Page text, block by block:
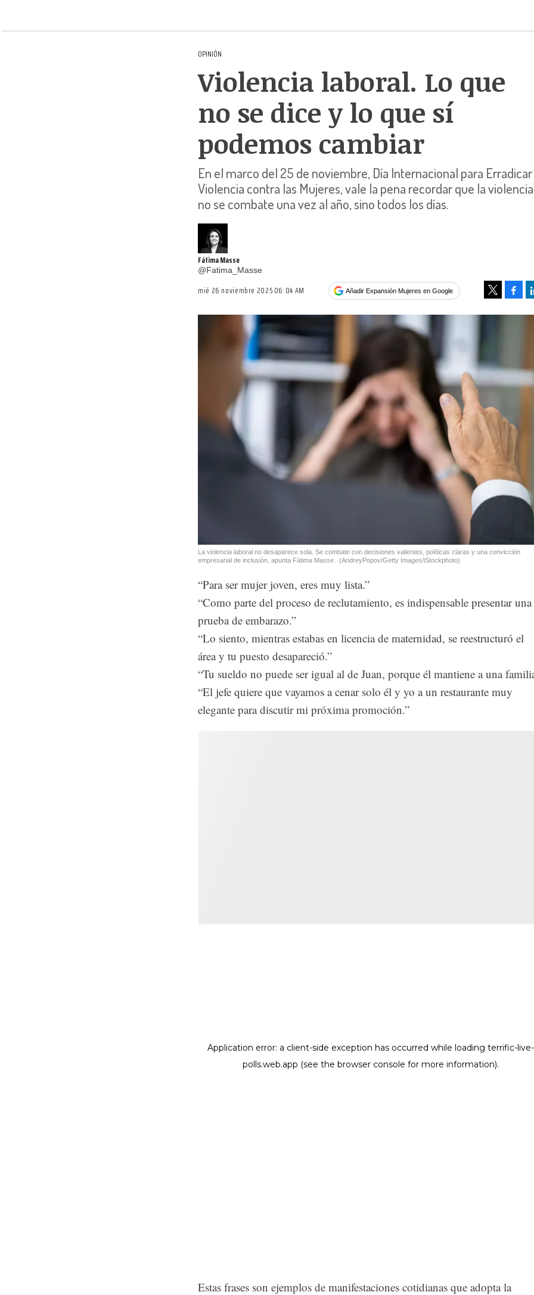
OPINIÓN
Violencia laboral. Lo que
no se dice y lo que sí
podemos cambiar
En el marco del 25 de noviembre, Día Internacional para
Violencia contra las Mujeres, vale la pena recordar que la violencia
no se combate una vez al año, sino todos los días.
Fátima Masse
@Fatima_Masse
mié 26 noviembre 2025 06:04 AM Añadir Expansión Mujeres en Google
La violencia laboral no desaparece sola. Se combate con decisiones valientes, políticas claras y una convicción
empresarial de inclusión, apunta Fátima Masse. (AndreyPopov/Getty Images/iStockphoto)
“Para ser mujer joven, eres muy lista.”
“Como parte del proceso de reclutamiento, es indispensable presentar una
prueba de embarazo.”
“Lo siento, mientras estabas en licencia de maternidad, se reestructuró el
área y tu puesto desapareció.”
“Tu sueldo no puede ser igual al de Juan, porque él mantiene a una
“El jefe quiere que vayamos a cenar solo él y yo a un restaurante muy
elegante para discutir mi próxima promoción.”
Estas frases son ejemplos de manifestaciones cotidianas que adopta la